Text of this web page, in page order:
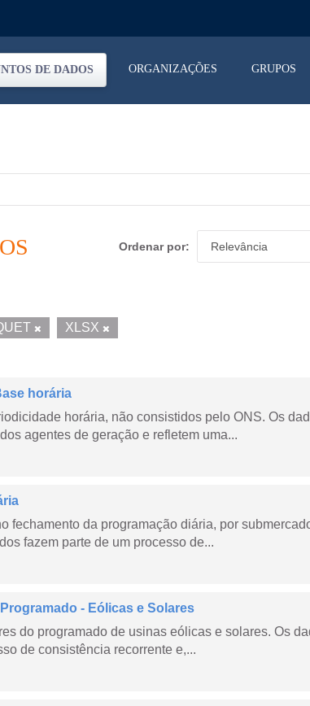
DE DADOS ORGANIZAÇÕES GRUPOS
Ordenar por
XLSX
horária
horária, não consistidos pelo ONS. Os
agentes de geração e refletem uma...
fechamento da programação diária, por
fazem parte de um processo de...
- Eólicas e Solares
do programado de usinas eólicas e solares. Os
de consistência recorrente e,...